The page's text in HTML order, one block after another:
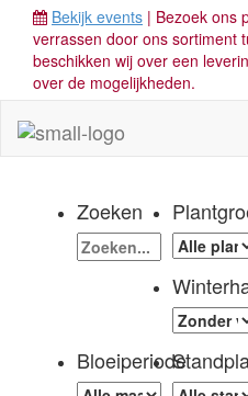
Bekijk events | Bezoek ons
verrassen door ons sortiment
beschikken wij over een
over de mogelijkheden.
Zoeken
Bloeiperiode